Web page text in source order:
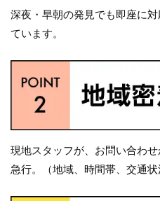
深夜・早朝の発見でも即座に
ています。
現地スタッフが、お問い合わ
急行。（地域、時間帯、交通状